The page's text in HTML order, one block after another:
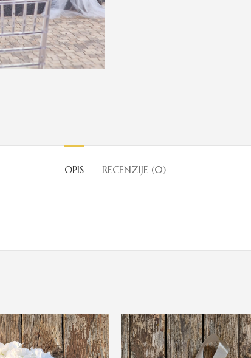
OPIS RECENZIJE (0)